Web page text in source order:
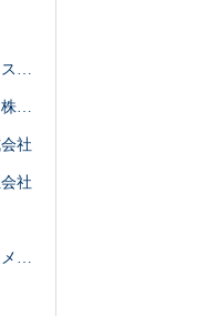
ゴールドマン・サックス証券株式会社
ＮＥＣネッツエスアイ株式会社
社
社
ビクターエンタテインメント株式会社